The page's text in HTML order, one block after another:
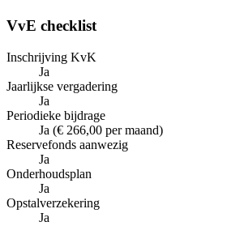
VvE checklist
Inschrijving KvK
Ja
Jaarlijkse vergadering
Ja
Periodieke bijdrage
Ja (€ 266,00 per maand)
Reservefonds aanwezig
Ja
Onderhoudsplan
Ja
Opstalverzekering
Ja